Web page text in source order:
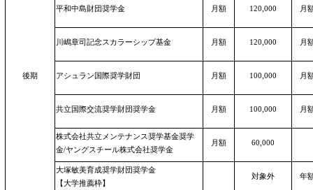
後期
平和中島財団奨学金 月額 120,000 月
川嶋章司記念スカラーシップ基金 月額 120,000 月
アシュラン国際奨学財団 月額 100,000 月
共立国際交流奨学財団奨学金 月額 100,000 月
株式会社共立メンテナンス奨学基金奨学
金/ヤングスチール株式会社奨学金
月額 60,000
大塚敏美育成奨学財団奨学金
【大学推薦枠】
対象外 年